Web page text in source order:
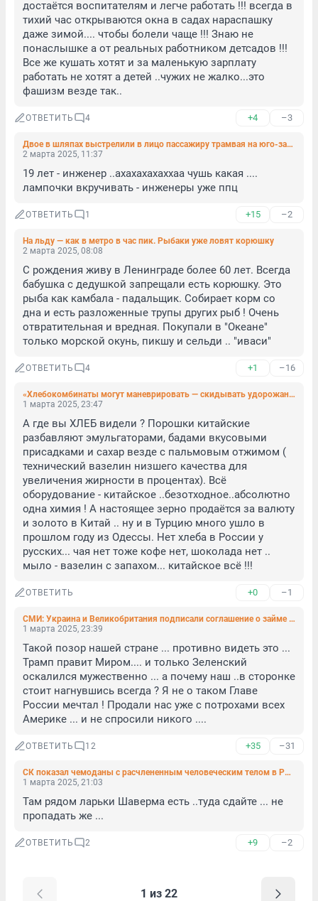
достаётся воспитателям и легче работать !!! всегда в
тихий час открываются окна в садах нараспашку
даже зимой.... чтобы болели чаще !!! Знаю не
понаслышке а от реальных работником детсадов !!!
Все же кушать хотят и за маленькую зарплату
работать не хотят а детей ..чужих не жалко...это
фашизм везде так..
ОТВЕТИТЬ 4 +4 –3
Двое в шляпах выстрелили в лицо пассажиру трамвая на юго-западе Петербурга
2 марта 2025, 11:37
19 лет - инженер ..ахахахахаххаа чушь какая ....
лампочки вкручивать - инженеры уже ппц
ОТВЕТИТЬ 1 +15 –2
На льду — как в метро в час пик. Рыбаки уже ловят корюшку
2 марта 2025, 08:08
С рождения живу в Ленинграде более 60 лет. Всегда
бабушка с дедушкой запрещали есть корюшку. Это
рыба как камбала - падальщик. Собирает корм со
дна и есть разложенные трупы других рыб ! Очень
отвратительная и вредная. Покупали в "Океане"
только морской окунь, пикшу и сельди .. "иваси"
ОТВЕТИТЬ 4 +1 –16
«Хлебокомбинаты могут маневрировать — скидывать удорожание с одной категории на другую». Почему дорожает хлеб
1 марта 2025, 23:47
А где вы ХЛЕБ видели ? Порошки китайские
разбавляют эмульгаторами, бадами вкусовыми
присадками и сахар везде с пальмовым отжимом (
технический вазелин низшего качества для
увеличения жирности в процентах). Всё
оборудование - китайское ..безотходное..абсолютно
одна химия ! А настоящее зерно продаётся за валюту
и золото в Китай .. ну и в Турцию много ушло в
прошлом году из Одессы. Нет хлеба в России у
русских... чая нет тоже кофе нет, шоколада нет ..
мыло - вазелин с запахом... китайское всё !!!
ОТВЕТИТЬ +0 –1
СМИ: Украина и Великобритания подписали соглашение о займе на 2,6 млрд фунтов стерлингов
1 марта 2025, 23:39
Такой позор нашей стране ... противно видеть это ...
Трамп правит Миром.... и только Зеленский
оскалился мужественно ... а почему наш ..в сторонке
стоит нагнувшись всегда ? Я не о таком Главе
России мечтал ! Продали нас уже с потрохами всех
Америке ... и не спросили никого ....
ОТВЕТИТЬ 12 +35 –31
СК показал чемоданы с расчлененным человеческим телом в Рыбацком
1 марта 2025, 21:03
Там рядом ларьки Шаверма есть ..туда сдайте ... не
пропадать же ...
ОТВЕТИТЬ 2 +9 –2
1 из 22